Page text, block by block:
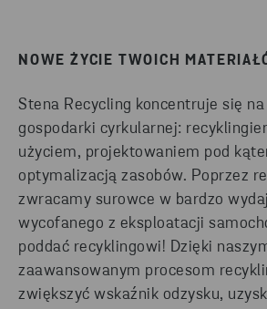
NOWE ŻYCIE TWOICH
Stena Recycling koncentruje się
gospodarki cyrkularnej:
użyciem, projektowaniem pod
optymalizacją zasobów. Poprzez
zwracamy surowce w bardzo
wycofanego z eksploatacji
poddać recyklingowi! Dzięki
zaawansowanym procesom
zwiększyć wskaźnik odzysku,